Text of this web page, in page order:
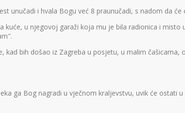
unučadi i hvala Bogu već 8 praunučadi, s nadom da
kuće, u njegovoj garaži koja mu je bila radionica i
kad bih došao iz Zagreba u posjetu, u malim
ga Bog nagradi u vječnom kraljevstvu, uvik će ostati